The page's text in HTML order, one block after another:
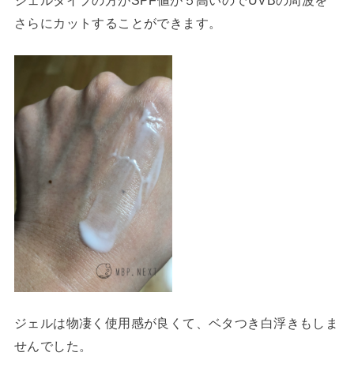
さらにカットすることができます。
ジェルは物凄く使用感が良くて、ベタつき白浮きもしま
せんでした。